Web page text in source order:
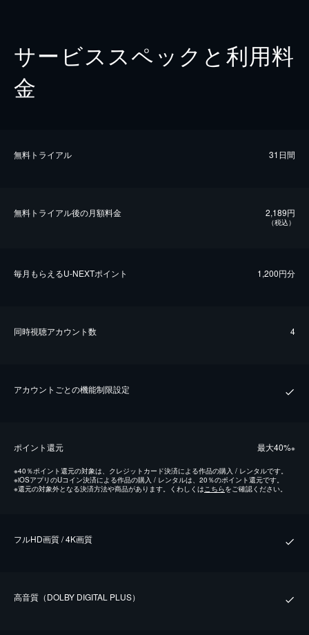
サービススペックと利用料
金
無料トライアル 31日間
無料トライアル後の⽉額料金 2,189円
（税込）
毎⽉もらえるU-NEXTポイント 1,200円分
同時視聴アカウント数 4
アカウントごとの機能制限設定
ポイント還元 最⼤40%※
※40％ポイント還元の対象は、クレジットカード決済による作品の購入 / レンタルです。
※iOSアプリのUコイン決済による作品の購入 / レンタルは、20％のポイント還元です。
※還元の対象外となる決済方法や商品があります。くわしくはこちらをご確認ください。
フルHD画質 / 4K画質
⾼⾳質（DOLBY DIGITAL PLUS）